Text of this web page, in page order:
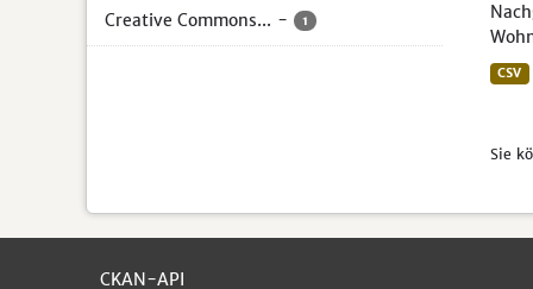
Creative Commons... - 1
CSV
Sie
CKAN-API